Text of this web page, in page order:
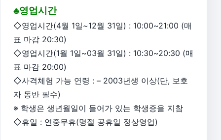
♣영업시간
◇영업시간(4월 1일~12월 31일) : 10:00~21:00 (매
표 마감 20:30)
◇영업시간(1월 1일~03월 31일) : 10:30~20:30 (매
표 마감 20:00)
◇사격체험 가능 연령 : – 2003년생 이상(단, 보호
자 동반 필수)
※ 학생은 생년월일이 들어가 있는 학생증을 지참
◇휴일 : 연중무휴(명절 공휴일 정상영업)